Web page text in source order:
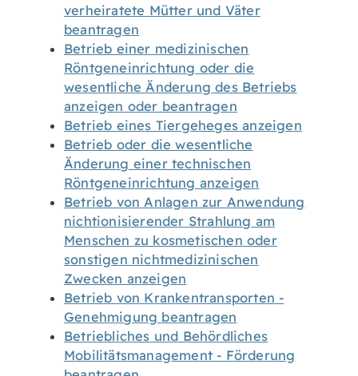
verheiratete Mütter und Väter
beantragen
Betrieb einer medizinischen
Röntgeneinrichtung oder die
wesentliche Änderung des Betriebs
anzeigen oder beantragen
Betrieb eines Tiergeheges anzeigen
Betrieb oder die wesentliche
Änderung einer technischen
Röntgeneinrichtung anzeigen
Betrieb von Anlagen zur Anwendung
nichtionisierender Strahlung am
Menschen zu kosmetischen oder
sonstigen nichtmedizinischen
Zwecken anzeigen
Betrieb von Krankentransporten -
Genehmigung beantragen
Betriebliches und Behördliches
Mobilitätsmanagement - Förderung